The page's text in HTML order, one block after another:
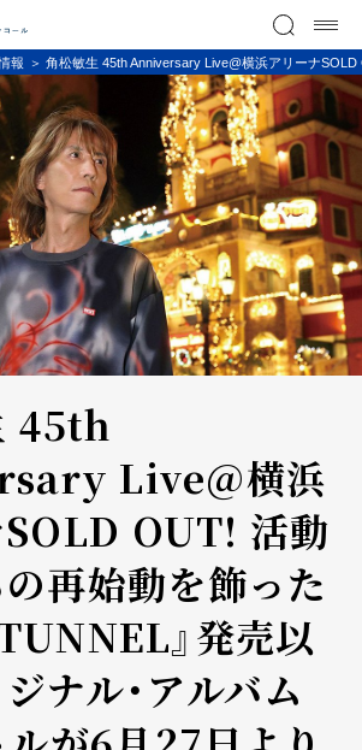
報 角松敏生 45th Anniversary Live@横浜アリーナ
45th
Live@横浜
SOLD OUT! 活動
再始動を飾った
』発売以
ナル・アルバム